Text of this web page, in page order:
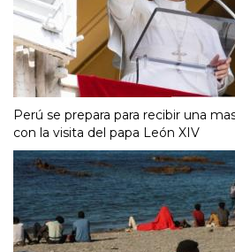
Perú se prepara para recibir una
con la visita del papa León XIV